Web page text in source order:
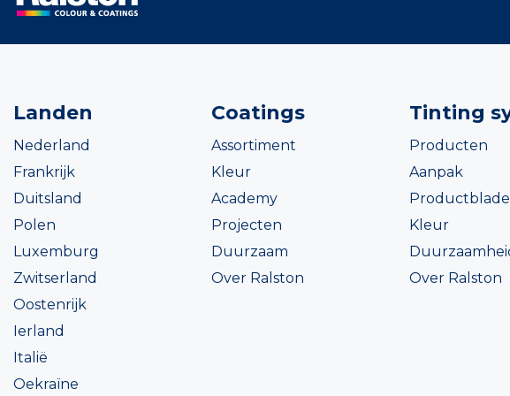
Landen
Nederland
Frankrijk
Duitsland
Polen
Luxemburg
Zwitserland
Oostenrijk
Ierland
Italië
Oekraïne
Coatings
Assortiment
Kleur
Academy
Projecten
Duurzaam
Over Ralston
Tinting
Producten
Aanpak
Kleur
Over Ralston